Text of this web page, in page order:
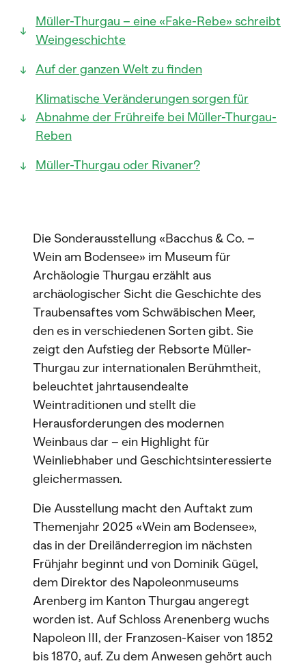
Müller-Thurgau – eine «Fake-Rebe» schreibt
Weingeschichte
Auf der ganzen Welt zu finden
Klimatische Veränderungen sorgen für
Abnahme der Frühreife bei Müller-Thurgau-
Reben
Müller-Thurgau oder Rivaner?
Die Sonderausstellung «Bacchus & Co. –
Wein am Bodensee» im Museum für
Archäologie Thurgau erzählt aus
archäologischer Sicht die Geschichte des
Traubensaftes vom Schwäbischen Meer,
den es in verschiedenen Sorten gibt. Sie
zeigt den Aufstieg der Rebsorte Müller-
Thurgau zur internationalen Berühmtheit,
beleuchtet jahrtausendealte
Weintraditionen und stellt die
Herausforderungen des modernen
Weinbaus dar – ein Highlight für
Weinliebhaber und Geschichtsinteressierte
gleichermassen.
Die Ausstellung macht den Auftakt zum
Themenjahr 2025 «Wein am Bodensee»,
das in der Dreiländerregion im nächsten
Frühjahr beginnt und von Dominik Gügel,
dem Direktor des Napoleonmuseums
Arenberg im Kanton Thurgau angeregt
worden ist. Auf Schloss Arenenberg wuchs
Napoleon III, der Franzosen-Kaiser von 1852
bis 1870, auf. Zu dem Anwesen gehört auch